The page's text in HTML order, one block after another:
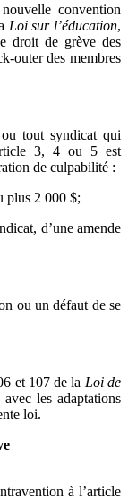
convention
Loi sur l’éducation,
droit de grève des
outer des membres
tout syndicat qui
3, 4 ou 5 est
de culpabilité :
plus 2 000 $;
d’une amende
ou un défaut de se
et 107 de la Loi de
les adaptations
loi.
à l’article